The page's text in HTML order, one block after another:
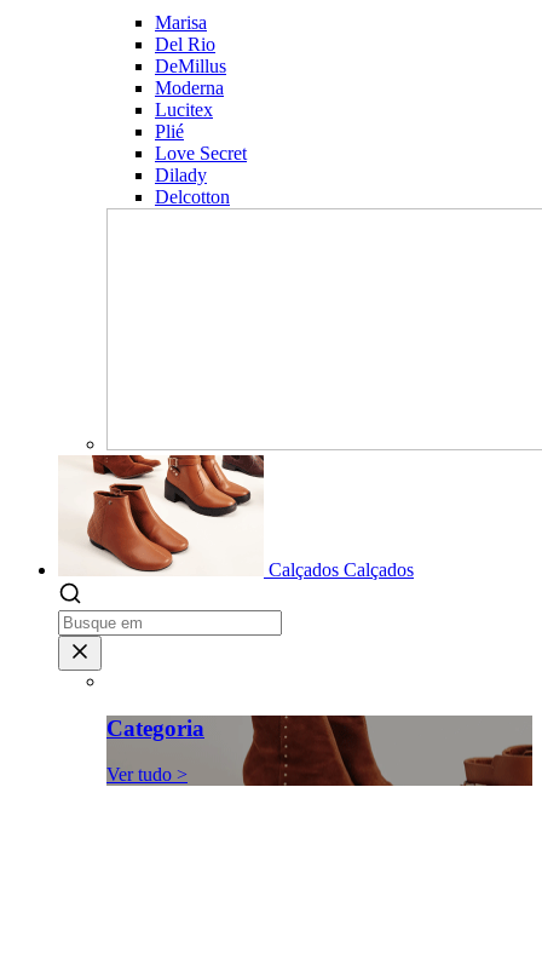
Marisa
Del Rio
DeMillus
Moderna
Lucitex
Plié
Love Secret
Dilady
Delcotton
Calçados Calçados
Categoria
Ver tudo >